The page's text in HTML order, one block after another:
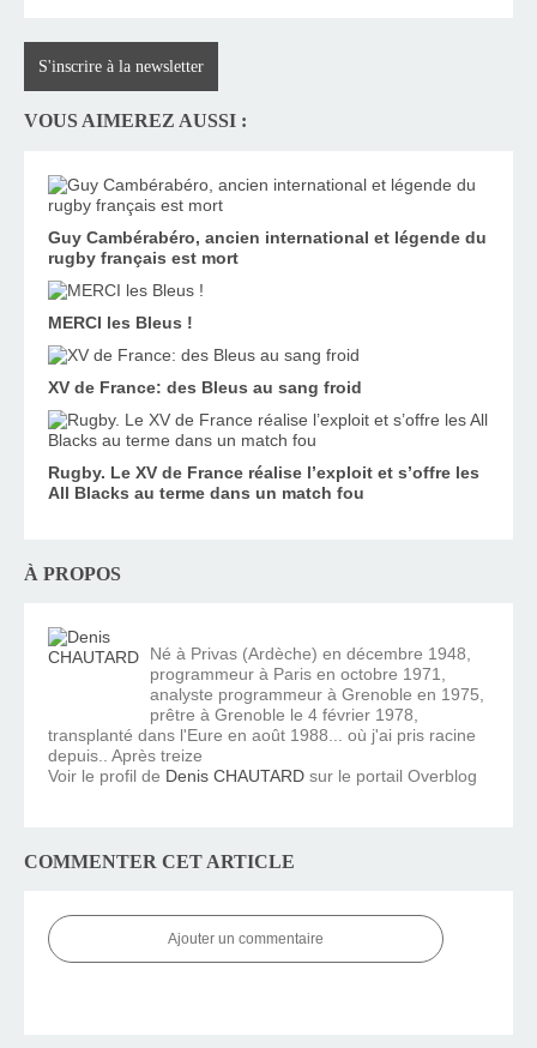
S'inscrire à la newsletter
VOUS AIMEREZ AUSSI :
Guy Cambérabéro, ancien international et légende du
rugby français est mort
MERCI les Bleus !
XV de France: des Bleus au sang froid
Rugby. Le XV de France réalise l’exploit et s’offre les
All Blacks au terme dans un match fou
À PROPOS
Né à Privas (Ardèche) en décembre 1948,
programmeur à Paris en octobre 1971,
analyste programmeur à Grenoble en 1975,
prêtre à Grenoble le 4 février 1978,
transplanté dans l'Eure en août 1988... où j'ai pris racine
depuis.. Après treize
Voir le profil de Denis CHAUTARD sur le portail Overblog
COMMENTER CET ARTICLE
Ajouter un commentaire